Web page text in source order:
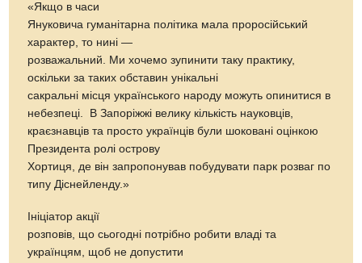
«Якщо в часи
Януковича гуманітарна політика мала проросійський
характер, то нині —
розважальний. Ми хочемо зупинити таку практику,
оскільки за таких обставин унікальні
сакральні місця українського народу можуть опинитися в
небезпеці. В Запоріжжі велику кількість науковців,
краєзнавців та просто українців були шоковані оцінкою
Президента ролі острову
Хортиця, де він запропонував побудувати парк розваг по
типу Діснейленду.»
Ініціатор акції
розповів, що сьогодні потрібно робити владі та
українцям, щоб не допустити